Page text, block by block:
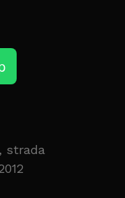
strada